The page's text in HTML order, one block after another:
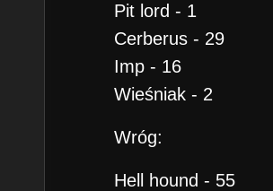
Pit lord - 1
Cerberus - 29
Imp - 16
Wieśniak - 2
Wróg:
Hell hound - 55